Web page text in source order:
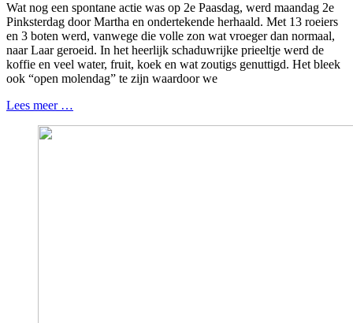
Wat nog een spontane actie was op 2e Paasdag, werd maandag 2e
Pinksterdag door Martha en ondertekende herhaald. Met 13 roeiers
en 3 boten werd, vanwege die volle zon wat vroeger dan normaal,
naar Laar geroeid. In het heerlijk schaduwrijke prieeltje werd de
koffie en veel water, fruit, koek en wat zoutigs genuttigd. Het bleek
ook “open molendag” te zijn waardoor we
Lees meer …